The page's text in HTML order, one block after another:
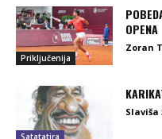
Priključenija
OPENA
Zoran
Satatatira
Slaviša